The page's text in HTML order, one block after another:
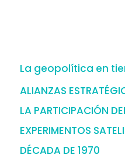
La geopolítica en
ALIANZAS
LA PARTICIPACIÓN
EXPERIMENTOS
DÉCADA DE 1970